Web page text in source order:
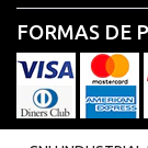
FORMAS DE